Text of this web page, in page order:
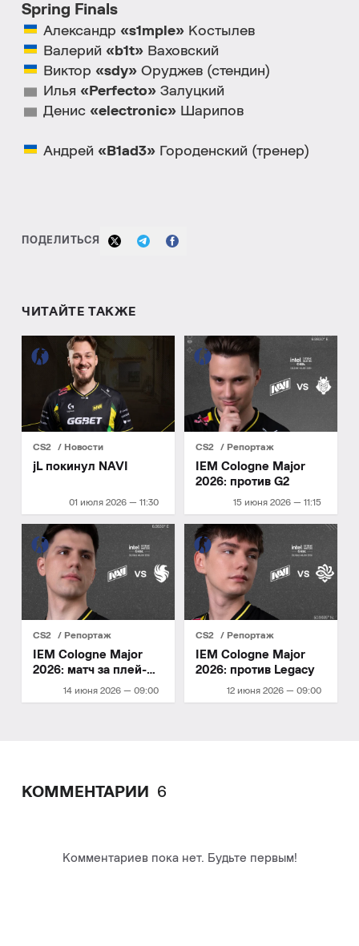
Spring Finals
Александр «s1mple» Костылев
Валерий «b1t» Ваховский
Виктор «sdy» Оруджев (стендин)
Илья «Perfecto» Залуцкий
Денис «electronic» Шарипов
Андрей «B1ad3» Городенский (тренер)
ПОДЕЛИТЬСЯ
ЧИТАЙТЕ ТАКЖЕ
CS2 Новости
01 июля 2026 — 11:30
jL покинул NAVI
CS2 Репортаж
15 июня 2026 — 11:15
IEM Cologne Major
2026: против G2
CS2 Репортаж
14 июня 2026 — 09:00
IEM Cologne Major
2026: матч за плей-
CS2 Репортаж
12 июня 2026 — 09:00
IEM Cologne Major
2026: против Legacy
КОММЕНТАРИИ 6
Комментариев пока нет. Будьте первым!